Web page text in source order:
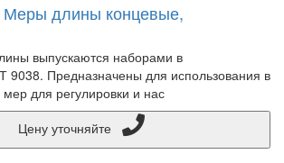
длины концевые,
выпускаются наборами в
9038. Предназначены для использования в
мер для регулировки и нас